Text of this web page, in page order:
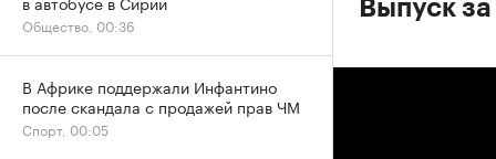
Выпуск
Общество, 00:36
В Африке поддержали Инфантино
после скандала с продажей прав ЧМ
Спорт, 00:05